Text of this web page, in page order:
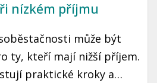
nízkém příjmu
může být
ty, kteří mají nižší příjem.
praktické kroky a